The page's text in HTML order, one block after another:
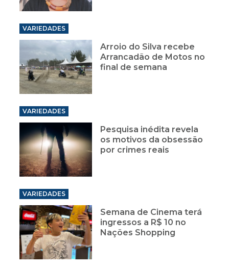
VARIEDADES
Arroio do Silva recebe
Arrancadão de Motos no
final de semana
VARIEDADES
Pesquisa inédita revela
os motivos da obsessão
por crimes reais
VARIEDADES
Semana de Cinema terá
ingressos a R$ 10 no
Nações Shopping